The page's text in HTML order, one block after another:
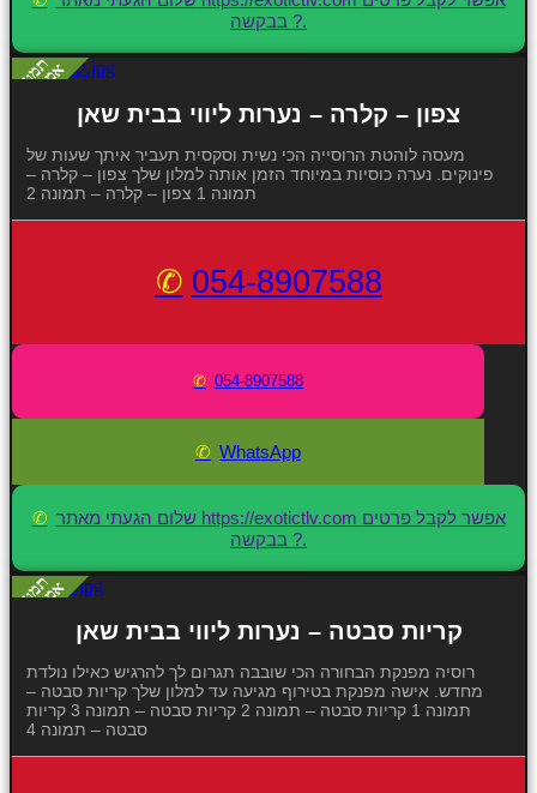
בבקשה ?.
צפון – קלרה – נערות ליווי בבית שאן
מעסה לוהטת הרוסייה הכי נשית וסקסית תעביר איתך שעות של
פינוקים. נערה כוסיות במיוחד הזמן אותה למלון שלך צפון – קלרה –
תמונה 1 צפון – קלרה – תמונה 2
054-8907588
054-8907588
WhatsApp
שלום הגעתי מאתר https://exotictlv.com אפשר לקבל פרטים
בבקשה ?.
קריות סבטה – נערות ליווי בבית שאן
רוסיה מפנקת הבחורה הכי שובבה תגרום לך להרגיש כאילו נולדת
מחדש. אישה מפנקת בטירוף מגיעה עד למלון שלך קריות סבטה –
תמונה 1 קריות סבטה – תמונה 2 קריות סבטה – תמונה 3 קריות
סבטה – תמונה 4